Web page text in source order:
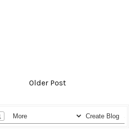
Older Post